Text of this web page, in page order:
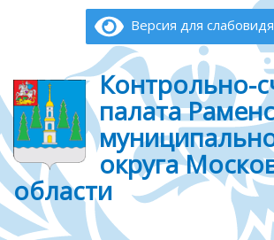
Версия для
Контрольно-
палата
округа
области